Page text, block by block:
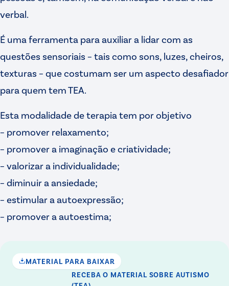
verbal.
É uma ferramenta para auxiliar a lidar com as
questões sensoriais – tais como sons, luzes, cheiros,
texturas – que costumam ser um aspecto desafiador
para quem tem TEA.
Esta modalidade de terapia tem por objetivo
– promover relaxamento;
– promover a imaginação e criatividade;
– valorizar a individualidade;
– diminuir a ansiedade;
– estimular a autoexpressão;
– promover a autoestima;
MATERIAL PARA BAIXAR
RECEBA O MATERIAL SOBRE AUTISMO